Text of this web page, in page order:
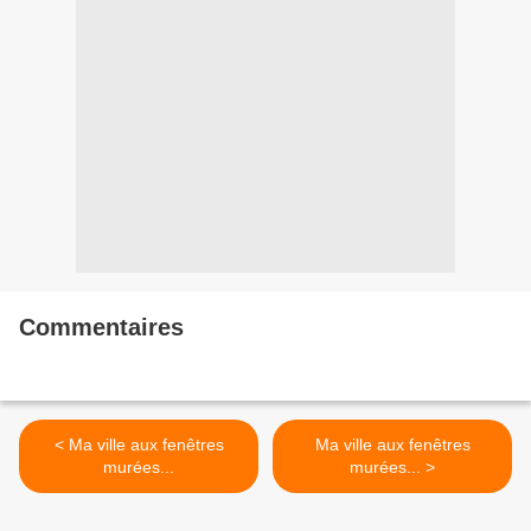
Commentaires
< Ma ville aux fenêtres
murées...
Ma ville aux fenêtres
murées... >